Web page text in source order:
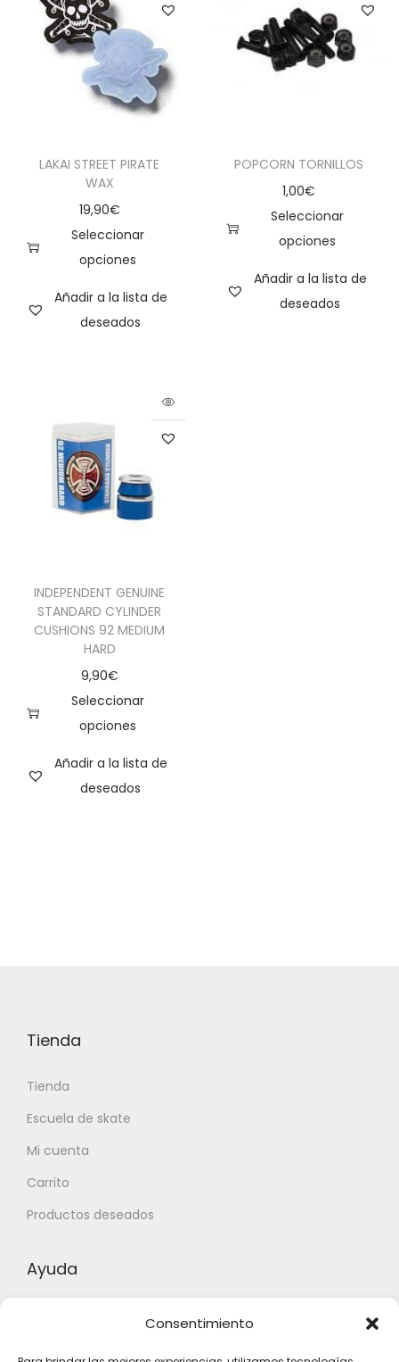
Consentimiento
LAKAI STREET PIRATE
WAX
19,90€
Seleccionar
opciones
Añadir a la lista de
deseados
POPCORN TORNILLOS
1,00€
Seleccionar
opciones
Añadir a la lista de
deseados
INDEPENDENT GENUINE
STANDARD CYLINDER
CUSHIONS 92 MEDIUM
HARD
9,90€
Seleccionar
opciones
Añadir a la lista de
deseados
Tienda
Tienda
Escuela de skate
Mi cuenta
Carrito
Productos deseados
Ayuda